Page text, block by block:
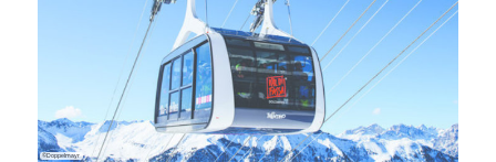
©Doppelmayr